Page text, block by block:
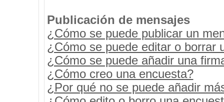
Publicación de mensajes
¿Cómo se puede publicar un
¿Cómo se puede editar o borrar
¿Cómo se puede añadir una
¿Cómo creo una encuesta?
¿Por qué no se puede añadir